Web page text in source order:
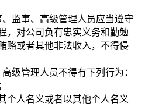
监事、高级管理人员应当遵守
，对公司负有忠实义务和勤勉
赂或者其他非法收入，不得侵
级管理人员不得有下列行为：
个人名义或者以其他个人名义